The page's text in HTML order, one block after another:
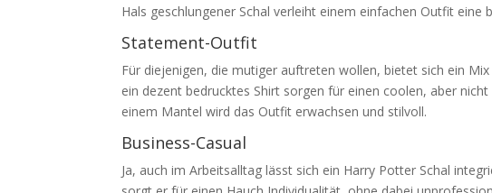
Hals geschlungener Schal verleiht einem einfachen Outfit
Statement-Outfit
Für diejenigen, die mutiger auftreten wollen, bietet sich ein
ein dezent bedrucktes Shirt sorgen für einen coolen, aber
einem Mantel wird das Outfit erwachsen und stilvoll.
Business-Casual
Ja, auch im Arbeitsalltag lässt sich ein Harry Potter Schal